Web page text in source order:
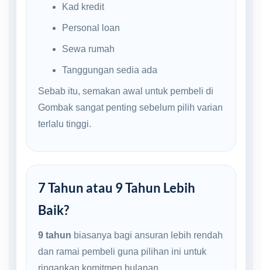
Kad kredit
Personal loan
Sewa rumah
Tanggungan sedia ada
Sebab itu, semakan awal untuk pembeli di
Gombak sangat penting sebelum pilih varian
terlalu tinggi.
7 Tahun atau 9 Tahun Lebih
Baik?
9 tahun biasanya bagi ansuran lebih rendah
dan ramai pembeli guna pilihan ini untuk